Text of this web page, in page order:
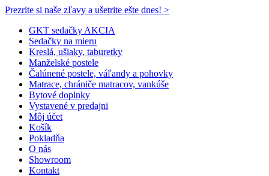
Prezrite si naše zľavy a ušetrite ešte dnes! >​
GKT sedačky AKCIA
Sedačky na mieru
Kreslá, ušiaky, taburetky
Manželské postele
Čalúnené postele, váľandy a pohovky
Matrace, chrániče matracov, vankúše
Bytové doplnky
Vystavené v predajni
Môj účet
Košík
Pokladňa
O nás
Showroom
Kontakt